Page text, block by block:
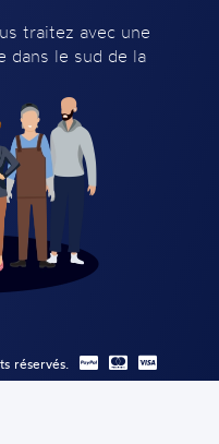
traitez avec une
dans le sud de la
réservés.